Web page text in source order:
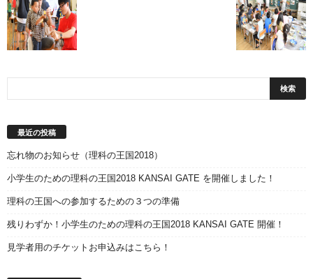
最近の投稿
忘れ物のお知らせ（理科の王国2018）
小学生のための理科の王国2018 KANSAI GATE を開催しました！
理科の王国への参加するための３つの準備
残りわずか！小学生のための理科の王国2018 KANSAI GATE 開催！
見学者用のチケットお申込みはこちら！